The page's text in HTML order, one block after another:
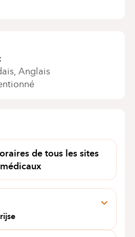
Anglais
de tous les sites
médicaux
32